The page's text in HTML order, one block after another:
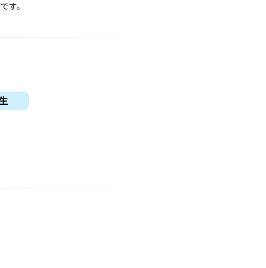
す。